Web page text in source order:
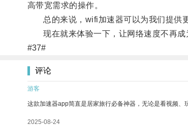
高带宽需求的操作。
总的来说，wifi加速器可以为我们提供更
现在就来体验一下，让网络速度不再成
#37#
评论
游客
这款加速器app简直是居家旅行必备神器，无论是看视频、
2025-08-24